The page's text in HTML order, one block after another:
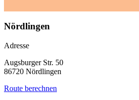
Nördlingen
Adresse
Augsburger Str. 50
86720 Nördlingen
Route berechnen